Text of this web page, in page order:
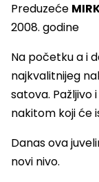
Preduzeće
2008. godine
Na početku a i
najkvalitnijeg
satova. Pažljivo
nakitom koji će
Danas ova
novi nivo.